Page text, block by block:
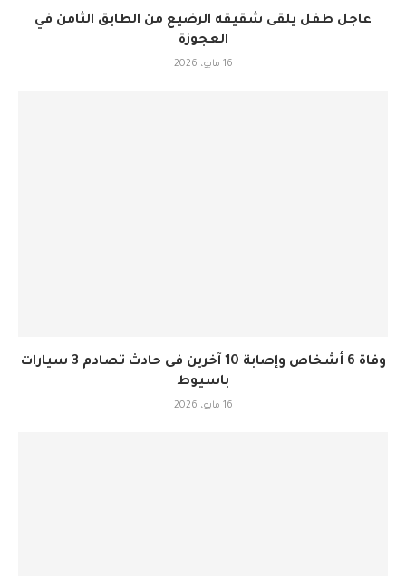
عاجل طفل يلقى شقيقه الرضيع من الطابق الثامن في
العجوزة
16 مايو، 2026
وفاة 6 أشخاص وإصابة 10 آخرين فى حادث تصادم 3 سيارات
باسيوط
16 مايو، 2026